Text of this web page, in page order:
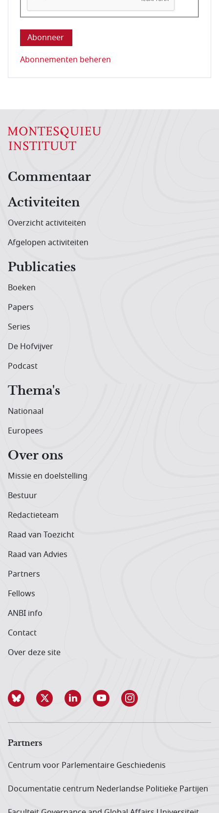
Deze vraag is om te controleren dat u een mens
Abonnementen beheren
Hoofdnavigatiemenu
Commentaar
Activiteiten
Overzicht activiteiten
Afgelopen activiteiten
Publicaties
Boeken
Papers
Series
De Hofvijver
Podcast
Thema's
Nationaal
Europees
Over ons
Missie en doelstelling
Bestuur
Redactieteam
Raad van Toezicht
Raad van Advies
Partners
Fellows
ANBI info
Contact
Over deze site
Partners
Centrum voor Parlementaire Geschiedenis
Documentatie centrum Neder­landse Politieke Partijen